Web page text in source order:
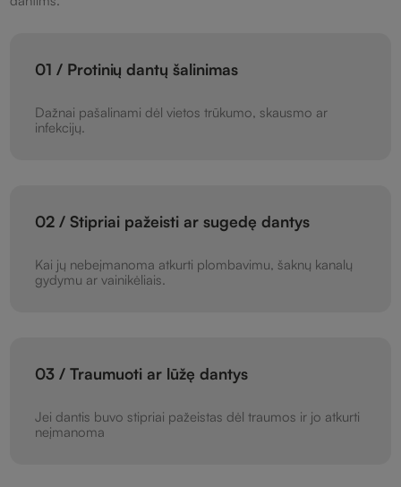
01 / Protinių dantų šalinimas
Dažnai pašalinami dėl vietos trūkumo, skausmo ar
infekcijų.
02 / Stipriai pažeisti ar sugedę dantys
Kai jų nebeįmanoma atkurti plombavimu, šaknų kanalų
gydymu ar vainikėliais.
03 / Traumuoti ar lūžę dantys
Jei dantis buvo stipriai pažeistas dėl traumos ir jo atkurti
neįmanoma